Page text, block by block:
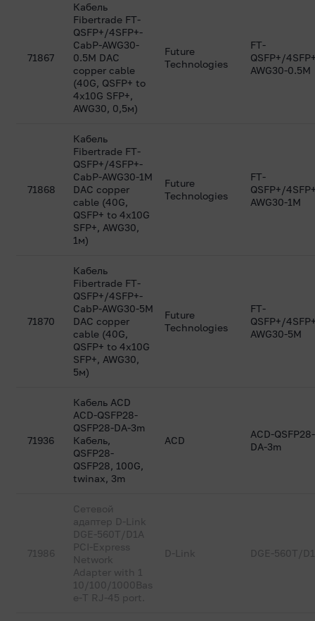
71867
Кабель
Fibertrade FT-
QSFP+/4SFP+-
CabP-AWG30-
0.5M DAC
copper cable
(40G, QSFP+ to
4x10G SFP+,
AWG30, 0,5м)
Future
Technologies
FT-
QSFP+/
AWG30-0.5M
71868
Кабель
Fibertrade FT-
QSFP+/4SFP+-
CabP-AWG30-1M
DAC copper
cable (40G,
QSFP+ to 4x10G
SFP+, AWG30,
1м)
Future
Technologies
FT-
QSFP+/
AWG30-1M
71870
Кабель
Fibertrade FT-
QSFP+/4SFP+-
CabP-AWG30-5M
DAC copper
cable (40G,
QSFP+ to 4x10G
SFP+, AWG30,
5м)
Future
Technologies
FT-
QSFP+/
AWG30-5M
71936
Кабель ACD
ACD-QSFP28-
QSFP28-DA-3m
Кабель,
QSFP28-
QSFP28, 100G,
twinax, 3m
ACD
ACD-
DA-3m
71986
Сетевой
адаптер D-Link
DGE-560T/D1A
PCI-Express
Network
Adapter with 1
10/100/1000Bas
e-T RJ-45 port.
D-Link DGE-560T/